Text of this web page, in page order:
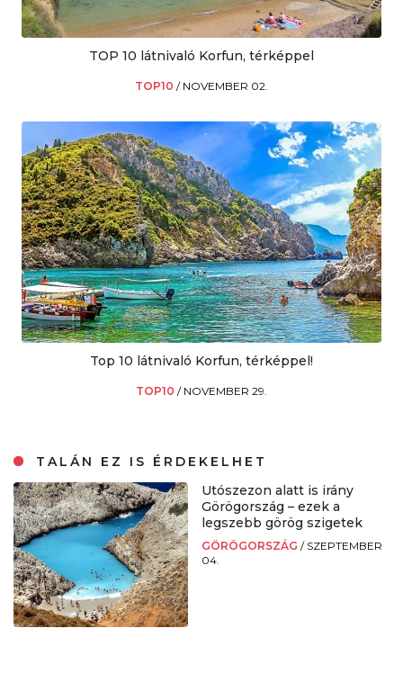
TOP 10 látnivaló Korfun, térképpel
TOP10 / NOVEMBER 02.
Top 10 látnivaló Korfun, térképpel!
TOP10 / NOVEMBER 29.
TALÁN EZ IS ÉRDEKELHET
Utószezon alatt is irány
Görögország – ezek a
legszebb görög szigetek
GÖRÖGORSZÁG / SZEPTEMBER
04.